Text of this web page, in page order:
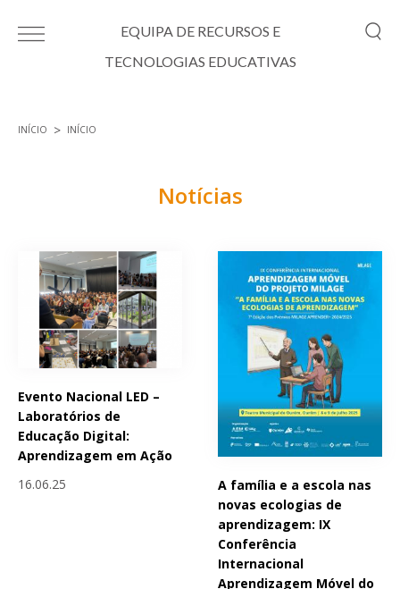
EQUIPA DE RECURSOS E
TECNOLOGIAS EDUCATIVAS
INÍCIO INÍCIO
Notícias
Evento Nacional LED –
Laboratórios de
Educação Digital:
Aprendizagem em Ação
16.06.25
A família e a escola nas
novas ecologias de
aprendizagem: IX
Conferência
Internacional
Aprendizagem Móvel do
Páginas